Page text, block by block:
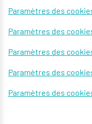
Paramètres des
Paramètres des
Paramètres des
Paramètres des
Paramètres des